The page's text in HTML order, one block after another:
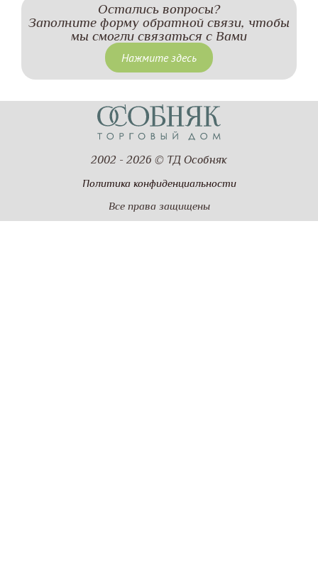
Остались вопросы?
Заполните форму обратной связи, чтобы
мы смогли связаться с Вами
Нажмите здесь
2002 - 2026 © ТД Особняк
Политика конфиденциальности
Все права защищены